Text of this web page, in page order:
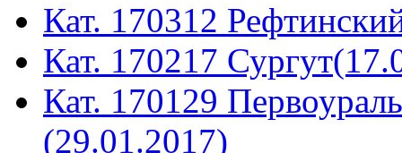
Кат. 170312
Кат. 170217
Кат. 170129
(29.01.2017)